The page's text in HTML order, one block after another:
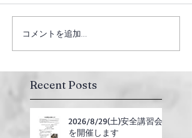
コメントを追加…
Recent Posts
2026/8/29(土)安全講習会
を開催します